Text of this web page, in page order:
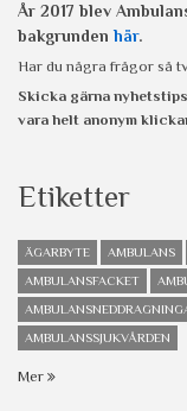
År 2017 blev
bakgrunden här.
Har du några frågor så
Skicka gärna
vara helt anonym
Etiketter
ÄGARBYTE AMBULANS
AMBULANSFACKET
AMBULANSSJUKVÅRDEN
Mer